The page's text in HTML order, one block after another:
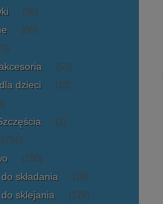
(36)
(66)
(53)
dzieci (13)
(2)
(150)
składania (10)
sklejania (178)